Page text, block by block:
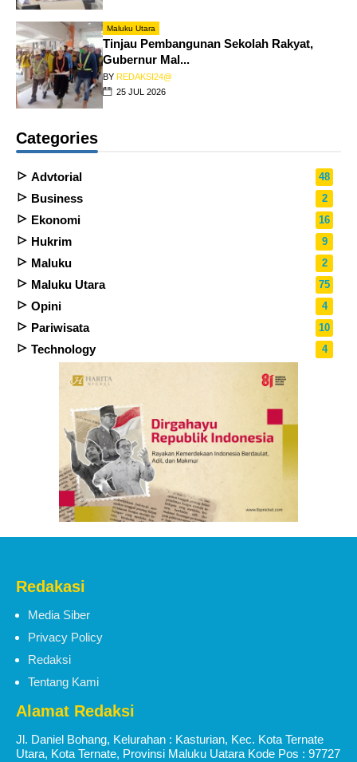
Maluku Utara
Tinjau Pembangunan Sekolah Rakyat,
Gubernur Mal...
BY REDAKSI24@
25 JUL 2026
Categories
Advtorial 48
Business 2
Ekonomi 16
Hukrim 9
Maluku 2
Maluku Utara 75
Opini 4
Pariwisata 10
Technology 4
Redakasi
Media Siber
Privacy Policy
Redaksi
Tentang Kami
Alamat Redaksi
Jl. Daniel Bohang, Kelurahan : Kasturian, Kec. Kota Ternate
Utara, Kota Ternate, Provinsi Maluku Uatara Kode Pos : 97727